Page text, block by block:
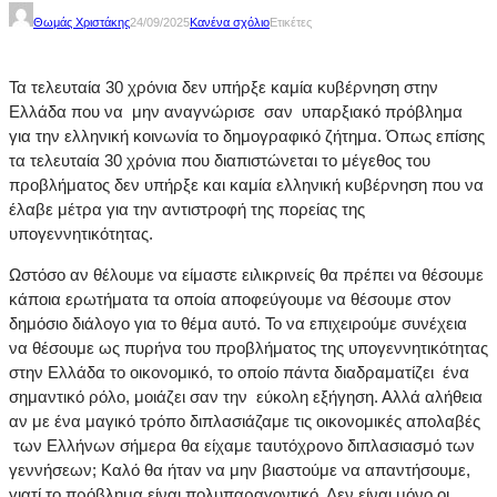
Θωμάς Χριστάκης24/09/2025Κανένα σχόλιοΕτικέτες
Τα τελευταία 30 χρόνια δεν υπήρξε καμία κυβέρνηση στην
Ελλάδα που να μην αναγνώρισε σαν υπαρξιακό πρόβλημα
για την ελληνική κοινωνία το δημογραφικό ζήτημα. Όπως επίσης
τα τελευταία 30 χρόνια που διαπιστώνεται το μέγεθος του
προβλήματος δεν υπήρξε και καμία ελληνική κυβέρνηση που να
έλαβε μέτρα για την αντιστροφή της πορείας της
υπογεννητικότητας.
Ωστόσο αν θέλουμε να είμαστε ειλικρινείς θα πρέπει να θέσουμε
κάποια ερωτήματα τα οποία αποφεύγουμε να θέσουμε στον
δημόσιο διάλογο για το θέμα αυτό. Το να επιχειρούμε συνέχεια
να θέσουμε ως πυρήνα του προβλήματος της υπογεννητικότητας
στην Ελλάδα το οικονομικό, το οποίο πάντα διαδραματίζει ένα
σημαντικό ρόλο, μοιάζει σαν την εύκολη εξήγηση. Αλλά αλήθεια
αν με ένα μαγικό τρόπο διπλασιάζαμε τις οικονομικές απολαβές
των Ελλήνων σήμερα θα είχαμε ταυτόχρονο διπλασιασμό των
γεννήσεων; Καλό θα ήταν να μην βιαστούμε να απαντήσουμε,